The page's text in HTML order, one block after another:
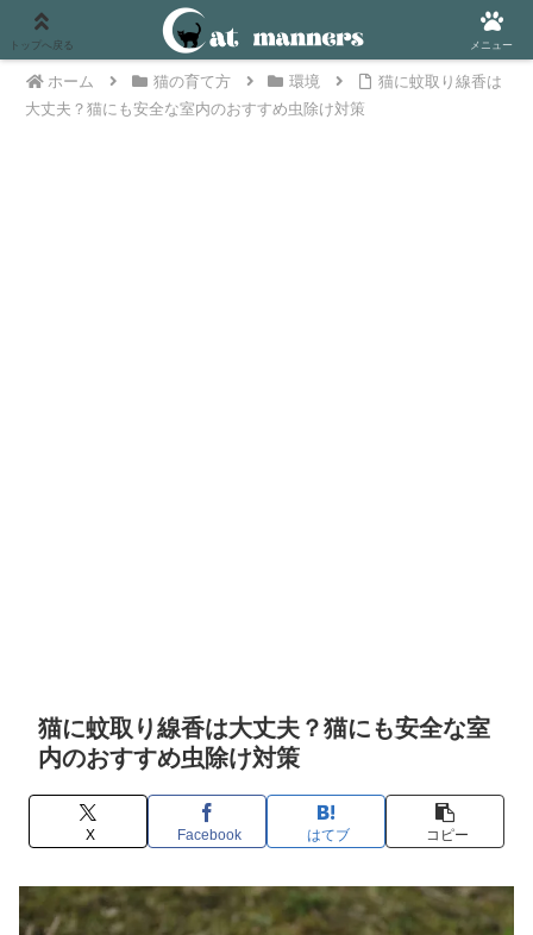
PR
ホーム 猫の育て方 環境
猫に蚊取り線香は
大丈夫？猫にも安全な室内のおすすめ虫除け対策
猫に蚊取り線香は大丈夫？猫にも安全な室
内のおすすめ虫除け対策
X Facebook はてブ コピー
トップへ戻る メニュー